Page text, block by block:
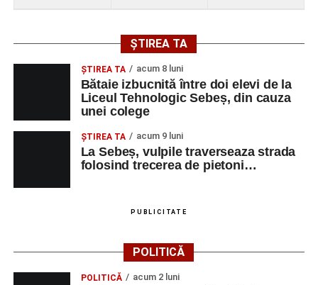
ȘTIREA TA
ŞTIREA TA acum 8 luni
Bătaie izbucnită între doi elevi de la
Liceul Tehnologic Sebeș, din cauza
unei colege
ŞTIREA TA acum 9 luni
La Sebeș, vulpile traverseaza strada
folosind trecerea de pietoni…
PUBLICITATE
POLITICĂ
POLITICĂ acum 2 luni